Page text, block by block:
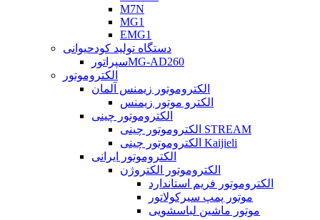
M7N
MG1
EMG1
دستگاه تولید کودحیوانی
سپراتورMG-AD260
الکتروموتور
الکتروموتور زیمنس آلمان
الکترو موتور زیمنس
الکتروموتور چینی
الکتروموتور چینی STREAM
الکتروموتور چینی Kaijieli
الکتروموتور ایرانی
الکتروموتور الکتروژن
الکتروموتور فریم استاندارد
موتور پمپ سیرکولاتور
موتور ماشین لباسشویی